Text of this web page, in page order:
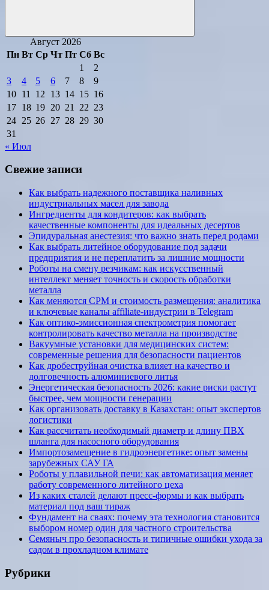
Поиск
Август 2026
Пн Вт Ср Чт Пт Сб Вс
1
2
3
4 5 6 7 8
9
10 11 12 13 14 15 16
17 18 19 20 21 22 23
24 25 26 27 28 29 30
31
« Июл
Свежие записи
Как выбрать надежного поставщика наливных
индустриальных масел для завода
Ингредиенты для кондитеров: как выбрать
качественные компоненты для идеальных десертов
Эпидуральная анестезия: что важно знать перед родами
Как выбрать литейное оборудование под задачи
предприятия и не переплатить за лишние мощности
Роботы на смену резчикам: как искусственный
интеллект меняет точность и скорость обработки
металла
Как меняются CPM и стоимость размещения: аналитика
и ключевые каналы affiliate-индустрии в Telegram
Как оптико-эмиссионная спектрометрия помогает
контролировать качество металла на производстве
Вакуумные установки для медицинских систем:
современные решения для безопасности пациентов
Как дробеструйная очистка влияет на качество и
долговечность алюминиевого литья
Энергетическая безопасность 2026: какие риски растут
быстрее, чем мощности генерации
Как организовать доставку в Казахстан: опыт экспертов
логистики
Как рассчитать необходимый диаметр и длину ПВХ
шланга для насосного оборудования
Импортозамещение в гидроэнергетике: опыт замены
зарубежных САУ ГА
Роботы у плавильной печи: как автоматизация меняет
работу современного литейного цеха
Из каких сталей делают пресс-формы и как выбрать
материал под ваш тираж
Фундамент на сваях: почему эта технология становится
выбором номер один для частного строительства
Семяныч про безопасность и типичные ошибки ухода за
садом в прохладном климате
Рубрики